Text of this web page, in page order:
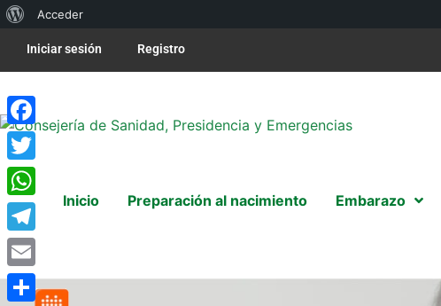
Acceder
Iniciar sesión Registro
Inicio Preparación al nacimiento Embarazo
Facebook
Twitter
WhatsApp
Telegram
Email